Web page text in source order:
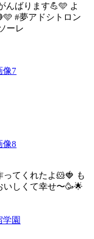
んばります💪🩵 よ
#夢アドシトロン
ーレ
てくれたよ🐹🍓 も
いしくて幸せ〜🥳🌟
園